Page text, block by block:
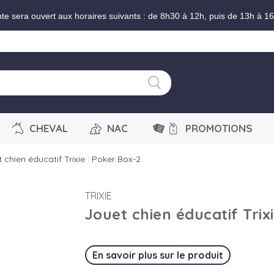
sera ouvert aux horaires suivants : de 8h30 à 12h, puis de 13h à
CHEVAL NAC PROMOTIONS
chien éducatif Trixie : Poker Box-2
TRIXIE
Jouet chien éducatif
En savoir plus sur le produit